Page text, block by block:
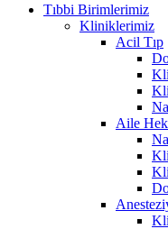
Tıbbi Birimlerimiz
Kliniklerimiz
Acil Tıp
Aile